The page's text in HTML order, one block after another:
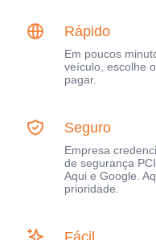
Rápido
Em poucos
veículo, escolhe
pagar.
Seguro
Empresa
de segurança
Aqui e Google.
prioridade.
Fácil